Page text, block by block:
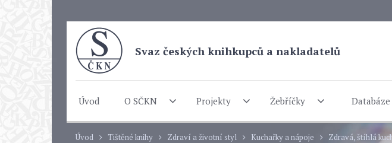
Svaz českých knihkupců a nakladatelů
Úvod O SČKN Projekty Žebříčky
Úvod Tištěné knihy Zdraví a životní styl Kuchařky a nápoje Zdravá, štíhlá